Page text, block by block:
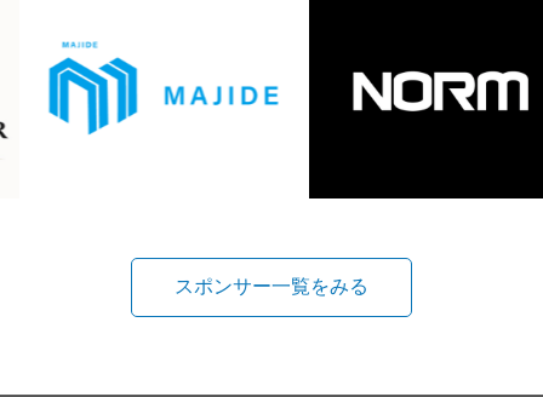
スポンサー一覧をみる